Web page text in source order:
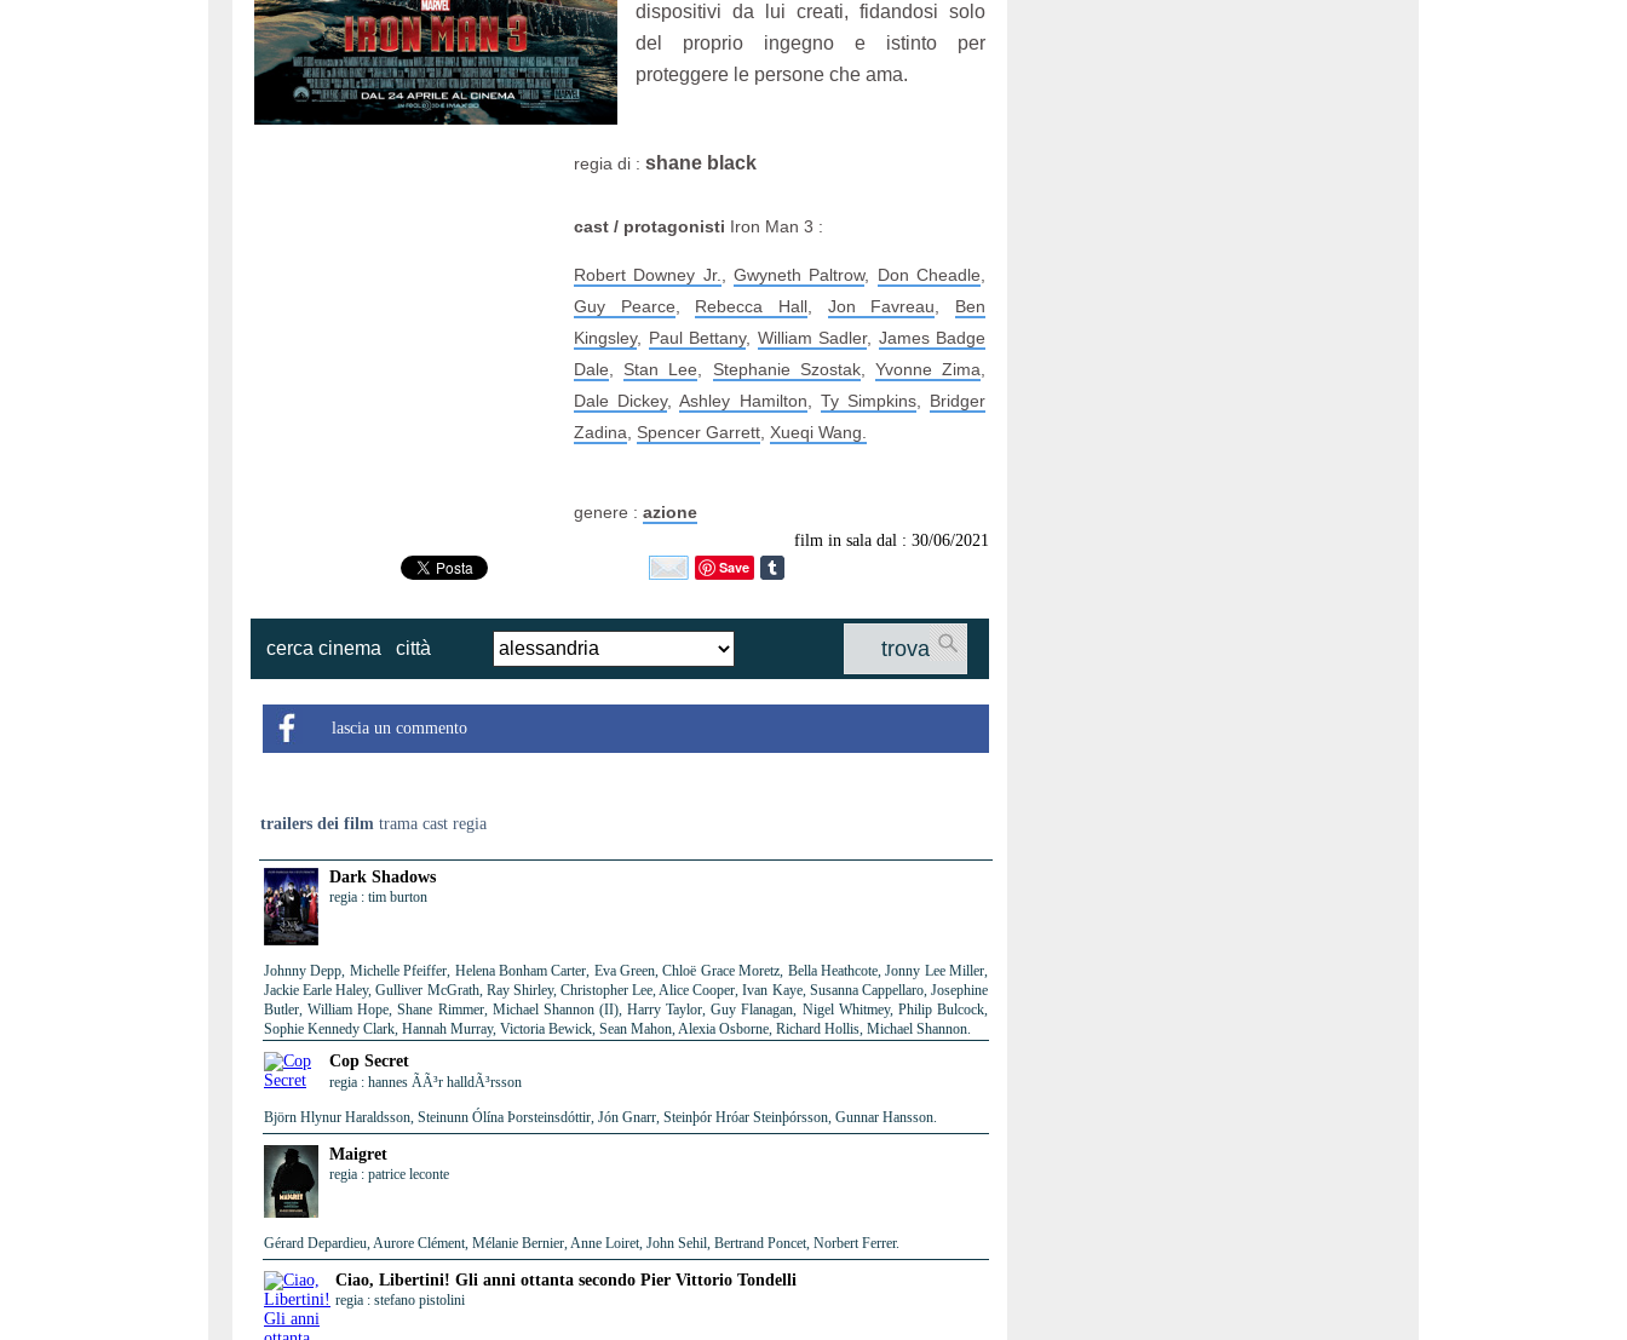
dispositivi da lui creati, fidandosi solo
del proprio ingegno e istinto per
proteggere le persone che ama.
regia di : shane black
cast / protagonisti Iron Man 3 :
Robert Downey Jr. ,Gwyneth Paltrow, Don Cheadle
Guy Pearce
Rebecca Hall Jon Favreau
Ben
Kingsley, Paul Bettany, William Sadler, James Badge
Dale
Stan Lee Stephanie Szostak, Yvonne Zima
Dale Dickey,Ashley Hamilton Ty Simpkins, Bridger
Zadina
Spencer Garrett Xueqi Wang.
genere : azione
film in sala dal : 30/06/2021
Save
cerca cinema città trova
lascia un commento
trailers dei film trama cast regia
Dark Shadows
regia : tim burton
Johnny Depp, Michelle Pfeiffer, Helena Bonham Carter, Eva Green, Chloë Grace Moretz, Bella Heathcote, Jonny Lee Miller,
Jackie Earle Haley, Gulliver McGrath, Ray Shirley, Christopher Lee, Alice Cooper, Ivan Kaye, Susanna Cappellaro, Josephine
Butler, William Hope, Shane Rimmer, Michael Shannon (II), Harry Taylor, Guy Flanagan, Nigel Whitmey, Philip Bulcock,
Sophie Kennedy Clark, Hannah Murray, Victoria Bewick, Sean Mahon, Alexia Osborne, Richard Hollis, Michael Shannon.
Cop Secret
regia : hannes ÃÃ³r halldÃ³rsson
Björn Hlynur Haraldsson, Steinunn Ólína Þorsteinsdóttir, Jón Gnarr, Steinþór Hróar Steinþórsson, Gunnar Hansson.
Maigret
regia : patrice leconte
Gérard Depardieu, Aurore Clément, Mélanie Bernier, Anne Loiret, John Sehil, Bertrand Poncet, Norbert Ferrer.
Ciao, Libertini! Gli anni ottanta secondo Pier Vittorio Tondelli
regia : stefano pistolini